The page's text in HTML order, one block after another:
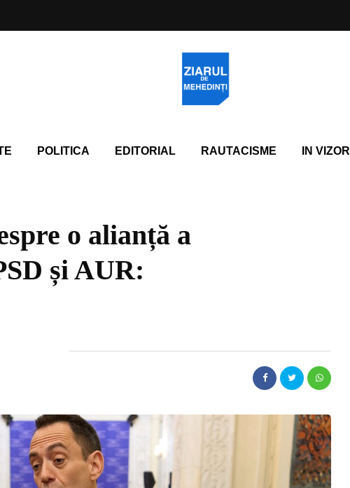
POLITICA EDITORIAL RAUTACISME IN VIZOR
o alianță a
și AUR: